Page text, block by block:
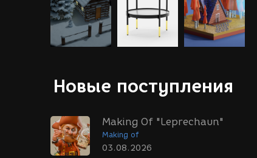
Новые поступления
Making Of "Leprechaun"
Making of
03.08.2026